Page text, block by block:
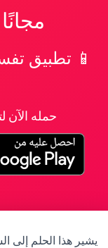
حمله الآن
يشير هذا الحلم إلى